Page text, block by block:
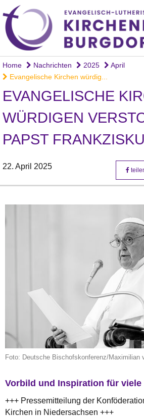
Home Nachrichten 2025
April
Evangelische Kirchen würdig...
EVANGELISCHE
WÜRDIGEN
PAPST
22. April 2025
Foto: Deutsche Bischofskonferenz/Maximilian
Vorbild und Inspiration für viele
+++ Pressemitteilung der
Kirchen in Niedersachsen +++